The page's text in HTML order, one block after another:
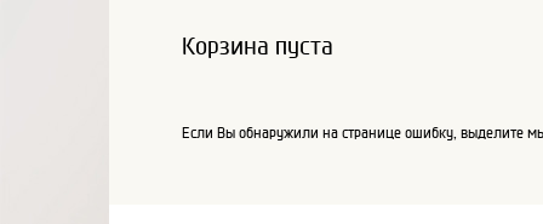
Корзина пуста
Если Вы обнаружили на странице ошибку, выделите